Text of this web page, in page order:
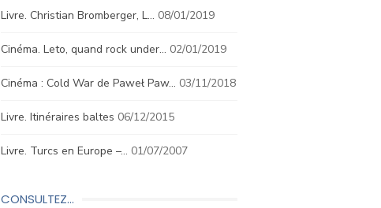
Livre. Christian Bromberger, L… 08/01/2019
Cinéma. Leto, quand rock under… 02/01/2019
Cinéma : Cold War de Paweł Paw… 03/11/2018
Livre. Itinéraires baltes 06/12/2015
Livre. Turcs en Europe –… 01/07/2007
CONSULTEZ…